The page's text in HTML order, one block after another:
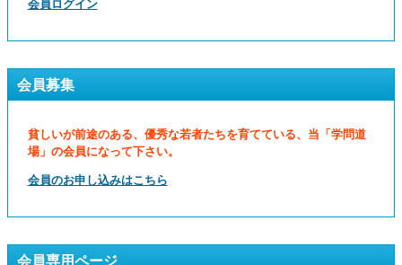
会員ログイン
会員募集
貧しいが前途のある、優秀な若者たちを育てている、当「学問道
場」の会員になって下さい。
会員のお申し込みはこちら
会員専用ページ